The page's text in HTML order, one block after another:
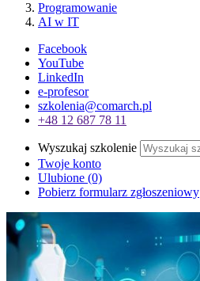
Programowanie
AI w IT
Facebook
YouTube
LinkedIn
e-profesor
szkolenia@comarch.pl
+48 12 687 78 11
Wyszukaj szkolenie
Twoje konto
Ulubione (0)
Pobierz formularz zgłoszeniowy